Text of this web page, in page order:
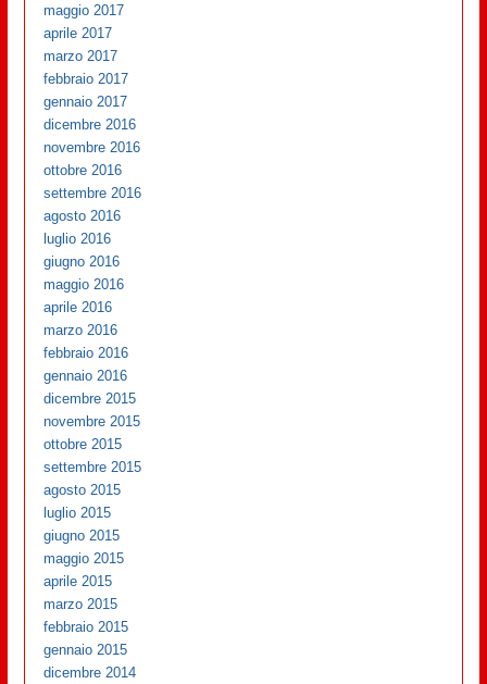
maggio 2017
aprile 2017
marzo 2017
febbraio 2017
gennaio 2017
dicembre 2016
novembre 2016
ottobre 2016
settembre 2016
agosto 2016
luglio 2016
giugno 2016
maggio 2016
aprile 2016
marzo 2016
febbraio 2016
gennaio 2016
dicembre 2015
novembre 2015
ottobre 2015
settembre 2015
agosto 2015
luglio 2015
giugno 2015
maggio 2015
aprile 2015
marzo 2015
febbraio 2015
gennaio 2015
dicembre 2014